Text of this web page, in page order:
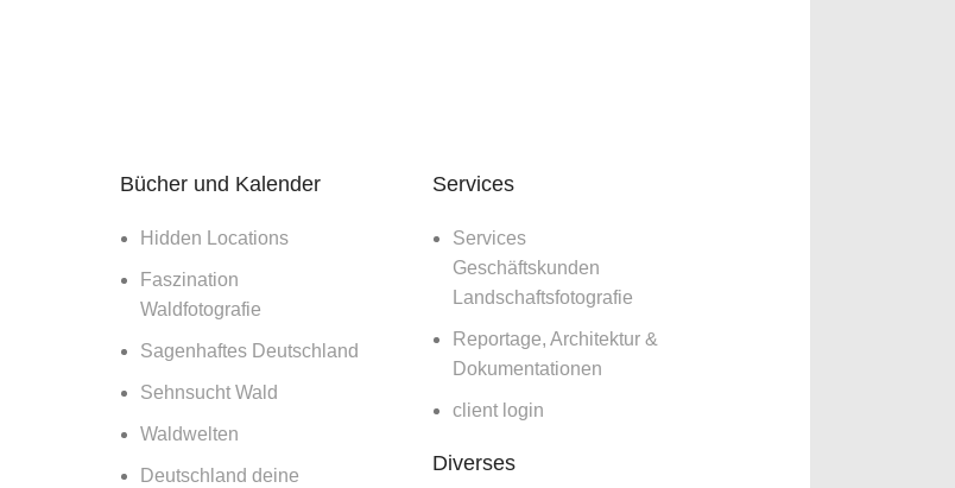
Bücher und Kalender
Hidden Locations
Faszination
Waldfotografie
Sagenhaftes Deutschland
Sehnsucht Wald
Waldwelten
Deutschland deine
Services
Services
Geschäftskunden
Landschaftsfotografie
Reportage, Architektur &
Dokumentationen
client login
Diverses